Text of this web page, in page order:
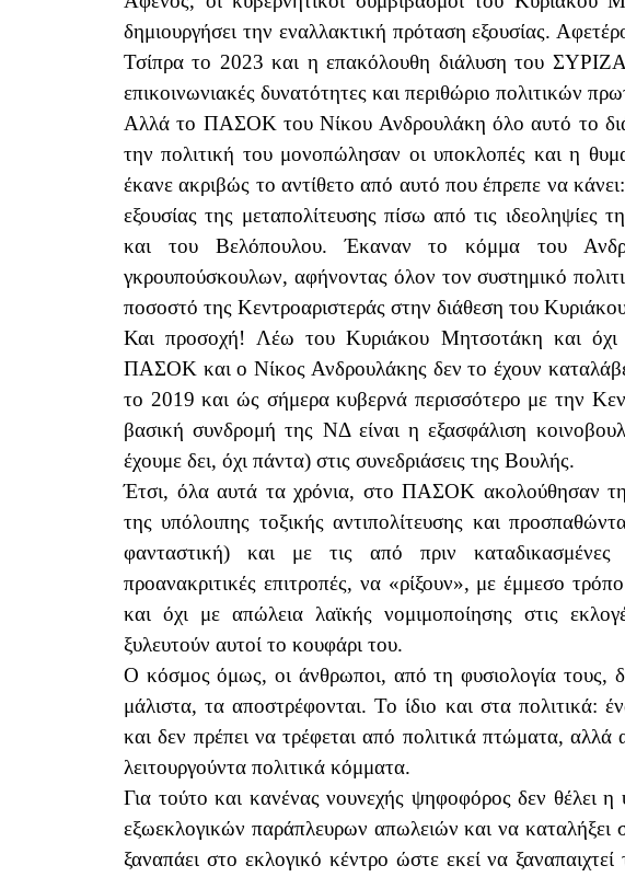
δημιουργήσει την εναλλακτική πρόταση εξουσίας.
Τσίπρα το 2023 και η επακόλουθη διάλυση του
επικοινωνιακές δυνατότητες και περιθώριο πολιτικών
Αλλά το ΠΑΣΟΚ του Νίκου Ανδρουλάκη όλο αυτό το
την πολιτική του μονοπώλησαν οι υποκλοπές και η
έκανε ακριβώς το αντίθετο από αυτό που έπρεπε να
εξουσίας της μεταπολίτευσης πίσω από τις ιδεοληψίες
και του Βελόπουλου. Έκαναν το κόμμα του
γκρουπούσκουλων, αφήνοντας όλον τον συστημικό
ποσοστό της Κεντροαριστεράς στην διάθεση του
Και προσοχή! Λέω του Κυριάκου Μητσοτάκη και όχι
ΠΑΣΟΚ και ο Νίκος Ανδρουλάκης δεν το έχουν
το 2019 και ώς σήμερα κυβερνά περισσότερο με την
βασική συνδρομή της ΝΔ είναι η εξασφάλιση
έχουμε δει, όχι πάντα) στις συνεδριάσεις της Βουλής.
Έτσι, όλα αυτά τα χρόνια, στο ΠΑΣΟΚ ακολούθησαν τη
της υπόλοιπης τοξικής αντιπολίτευσης και
φανταστική) και με τις από πριν καταδικασμένες
προανακριτικές επιτροπές, να «ρίξουν», με έμμεσο
και όχι με απώλεια λαϊκής νομιμοποίησης στις
ξυλευτούν αυτοί το κουφάρι του.
Ο κόσμος όμως, οι άνθρωποι, από τη φυσιολογία τους,
μάλιστα, τα αποστρέφονται. Το ίδιο και στα πολιτικά:
και δεν πρέπει να τρέφεται από πολιτικά πτώματα,
λειτουργούντα πολιτικά κόμματα.
Για τούτο και κανένας νουνεχής ψηφοφόρος δεν θέλει
εξωεκλογικών παράπλευρων απωλειών και να καταλήξει
ξαναπάει στο εκλογικό κέντρο ώστε εκεί να ξαναπαιχτεί